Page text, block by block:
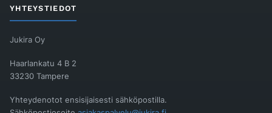
YHTEYSTIEDOT
Jukira Oy
Haarlankatu 4 B 2
33230 Tampere
Yhteydenotot ensisijaisesti sähköpostilla.